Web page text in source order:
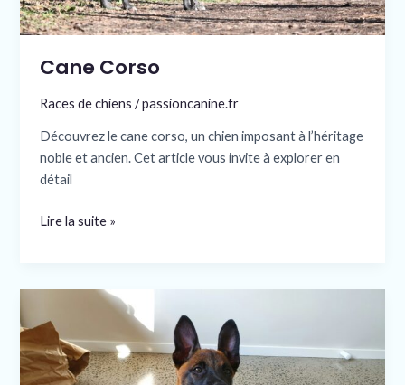
Cane Corso
Races de chiens /passioncanine.fr
Découvrez le cane corso, un chien imposant à l’héritage
noble et ancien. Cet article vous invite à explorer en
détail
Lire la suite »
Belge
Malinois